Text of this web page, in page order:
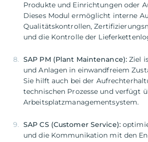
Produkte und Einrichtungen oder
Dieses Modul ermöglicht interne
Qualitätskontrollen,
und die Kontrolle der
SAP PM (Plant Maintenance): Ziel
und Anlagen in einwandfreiem
Sie hilft auch bei der
technischen Prozesse und verfügt
Arbeitsplatzmanagementsystem.
SAP CS (Customer Service):
und die Kommunikation mit den